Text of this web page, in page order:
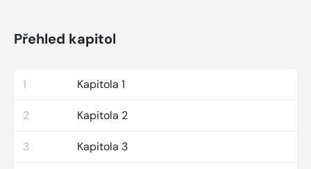
Přehled kapitol
1 Kapitola 1
2 Kapitola 2
3 Kapitola 3